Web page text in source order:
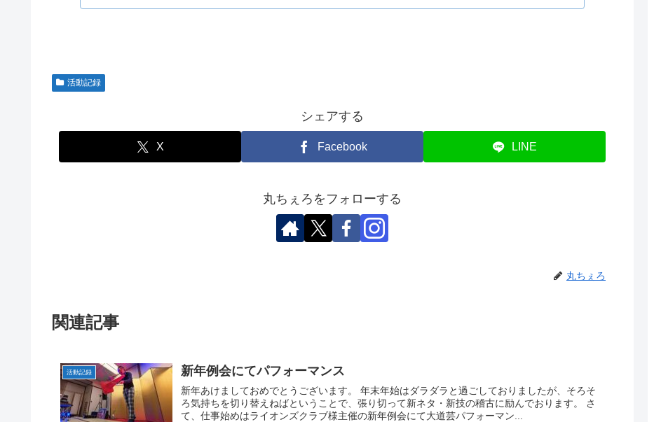
活動記録
シェアする
X Facebook LINE
丸ちぇろをフォローする
丸ちぇろ
関連記事
活動記録 新年例会にてパフォーマンス
新年あけましておめでとうございます。 年末年始はダラダラと過ごしておりましたが、そろそ
ろ気持ちを切り替えねばということで、張り切って新ネタ・新技の稽古に励んでおります。 さ
て、仕事始めはライオンズクラブ様主催の新年例会にて大道芸パフォーマン...